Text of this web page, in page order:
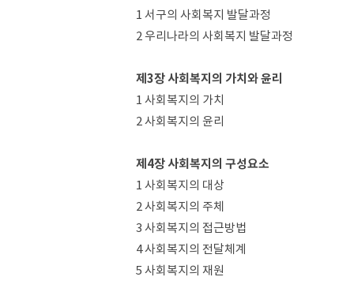
1 서구의 사회복지 발달과정
2 우리나라의 사회복지 발달과정
제3장 사회복지의 가치와 윤리
1 사회복지의 가치
2 사회복지의 윤리
제4장 사회복지의 구성요소
1 사회복지의 대상
2 사회복지의 주체
3 사회복지의 접근방법
4 사회복지의 전달체계
5 사회복지의 재원